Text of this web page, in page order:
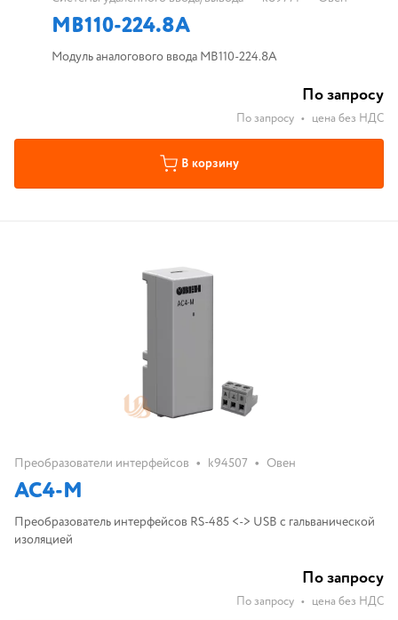
МВ110-224.8А
Модуль аналогового ввода МВ110-224.8А
По запросу
По запросу • цена без НДС
В корзину
Преобразователи интерфейсов • k94507 • Овен
АС4-М
Преобразователь интерфейсов RS-485 <-> USB с гальванической
изоляцией
По запросу
По запросу • цена без НДС